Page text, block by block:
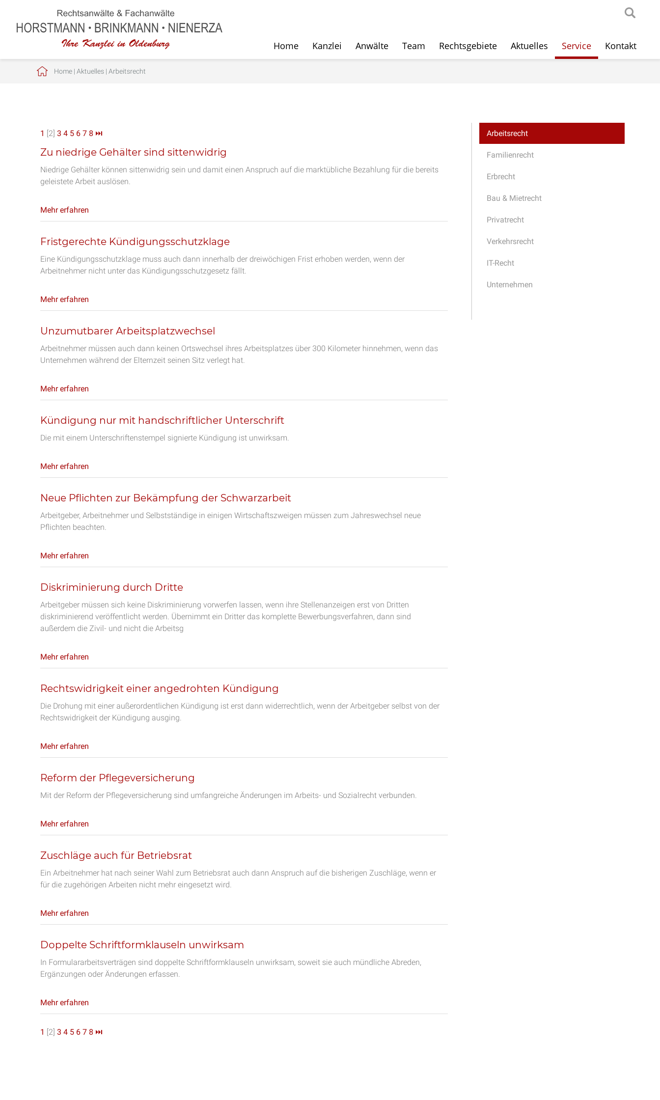
Home Kanzlei Anwälte Team Rechtsgebiete Aktuelles Service Kontakt
Home| Aktuelles| Arbeitsrecht
Arbeitsrecht
Familienrecht
Erbrecht
Bau & Mietrecht
Privatrecht
Verkehrsrecht
IT-Recht
Unternehmen
1 [2] 3 4 5 6 7 8 ⏭
Zu niedrige Gehälter sind sittenwidrig
Niedrige Gehälter können sittenwidrig sein und damit einen Anspruch auf die marktübliche Bezahlung für die bereits
geleistete Arbeit auslösen.
Mehr erfahren
Fristgerechte Kündigungsschutzklage
Eine Kündigungsschutzklage muss auch dann innerhalb der dreiwöchigen Frist erhoben werden, wenn der
Arbeitnehmer nicht unter das Kündigungsschutzgesetz fällt.
Mehr erfahren
Unzumutbarer Arbeitsplatzwechsel
Arbeitnehmer müssen auch dann keinen Ortswechsel ihres Arbeitsplatzes über 300 Kilometer hinnehmen, wenn das
Unternehmen während der Elternzeit seinen Sitz verlegt hat.
Mehr erfahren
Kündigung nur mit handschriftlicher Unterschrift
Die mit einem Unterschriftenstempel signierte Kündigung ist unwirksam.
Mehr erfahren
Neue Pflichten zur Bekämpfung der Schwarzarbeit
Arbeitgeber, Arbeitnehmer und Selbstständige in einigen Wirtschaftszweigen müssen zum Jahreswechsel neue
Pflichten beachten.
Mehr erfahren
Diskriminierung durch Dritte
Arbeitgeber müssen sich keine Diskriminierung vorwerfen lassen, wenn ihre Stellenanzeigen erst von Dritten
diskriminierend veröffentlicht werden. Übernimmt ein Dritter das komplette Bewerbungsverfahren, dann sind
außerdem die Zivil- und nicht die Arbeitsg
Mehr erfahren
Rechtswidrigkeit einer angedrohten Kündigung
Die Drohung mit einer außerordentlichen Kündigung ist erst dann widerrechtlich, wenn der Arbeitgeber selbst von der
Rechtswidrigkeit der Kündigung ausging.
Mehr erfahren
Reform der Pflegeversicherung
Mit der Reform der Pflegeversicherung sind umfangreiche Änderungen im Arbeits- und Sozialrecht verbunden.
Mehr erfahren
Zuschläge auch für Betriebsrat
Ein Arbeitnehmer hat nach seiner Wahl zum Betriebsrat auch dann Anspruch auf die bisherigen Zuschläge, wenn er
für die zugehörigen Arbeiten nicht mehr eingesetzt wird.
Mehr erfahren
Doppelte Schriftformklauseln unwirksam
In Formulararbeitsverträgen sind doppelte Schriftformklauseln unwirksam, soweit sie auch mündliche Abreden,
Ergänzungen oder Änderungen erfassen.
Mehr erfahren
1 [2] 3 4 5 6 7 8 ⏭